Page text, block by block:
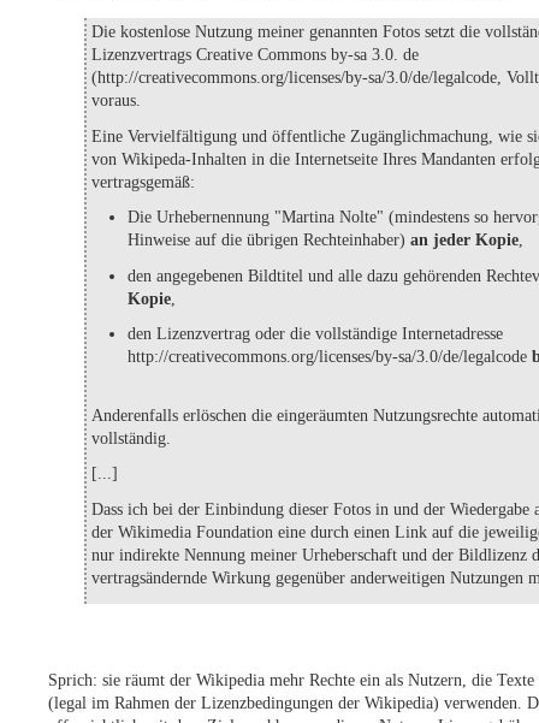
Die kostenlose Nutzung meiner genannten Fotos setzt die
Lizenzvertrags Creative Commons by-sa 3.0. de
(http://creativecommons.org/licenses/by-sa/3.0/de/legalcode,
voraus.
Eine Vervielfältigung und öffentliche Zugänglichmachung, wie
von Wikipeda-Inhalten in die Internetseite Ihres Mandanten
vertragsgemäß:
Die Urhebernennung "Martina Nolte" (mindestens so
Hinweise auf die übrigen Rechteinhaber) an jeder Kopie,
den angegebenen Bildtitel und alle dazu gehörenden
Kopie
den Lizenzvertrag oder die vollständige Internetadresse
http://creativecommons.org/licenses/by-sa/3.0/de/legalcode
Anderenfalls erlöschen die eingeräumten Nutzungsrechte
vollständig.
[...]
Dass ich bei der Einbindung dieser Fotos in und der Wiedergabe
der Wikimedia Foundation eine durch einen Link auf die
nur indirekte Nennung meiner Urheberschaft und der Bildlizenz
vertragsändernde Wirkung gegenüber anderweitigen Nutzungen
Sprich: sie räumt der Wikipedia mehr Rechte ein als Nutzern, die
(legal im Rahmen der Lizenzbedingungen der Wikipedia) verwenden.